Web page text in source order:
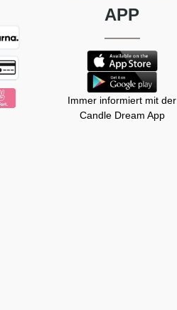
APP
Immer informiert mit der
Candle Dream App